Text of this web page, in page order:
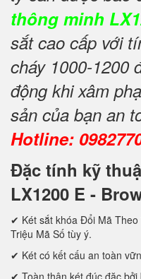
thông minh
sắt cao cấp với
cháy 1000-1200
động khi xâm
sản của bạn an
Hotline:
Đặc tính kỹ
LX1200 E -
✔ Két sắt khóa Đổi Mã Theo
Triệu Mã Số tùy ý.
✔ Két có kết cấu an toàn
✔ Toàn thân két đúc đặc